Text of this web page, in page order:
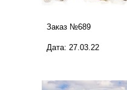
Заказ №689
Дата: 27.03.22